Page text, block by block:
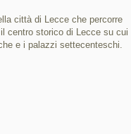
città di Lecce che percorre
centro storico di Lecce su cui
e i palazzi settecenteschi.